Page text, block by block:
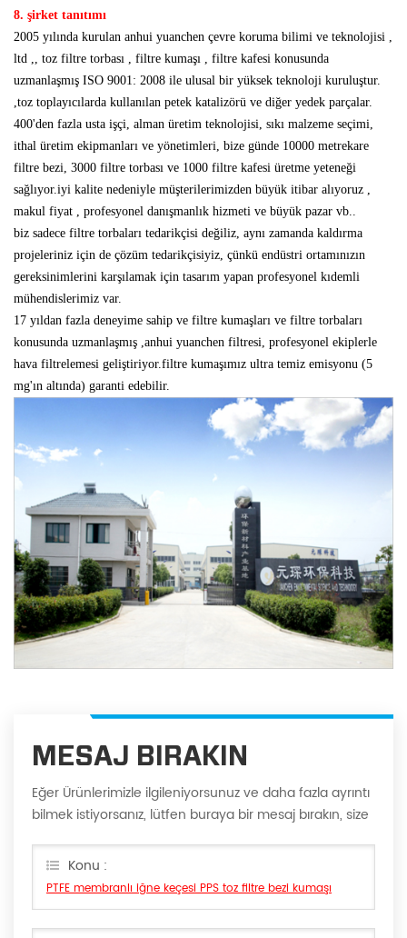
8. şirket tanıtımı
2005 yılında kurulan anhui yuanchen çevre koruma bilimi ve teknolojisi ,
ltd ,, toz filtre torbası , filtre kumaşı , filtre kafesi konusunda
uzmanlaşmış ISO 9001: 2008 ile ulusal bir yüksek teknoloji kuruluştur.
,toz toplayıcılarda kullanılan petek katalizörü ve diğer yedek parçalar.
400'den fazla usta işçi, alman üretim teknolojisi, sıkı malzeme seçimi,
ithal üretim ekipmanları ve yönetimleri, bize günde 10000 metrekare
filtre bezi, 3000 filtre torbası ve 1000 filtre kafesi üretme yeteneği
sağlıyor.iyi kalite nedeniyle müşterilerimizden büyük itibar alıyoruz ,
makul fiyat , profesyonel danışmanlık hizmeti ve büyük pazar vb..
biz sadece filtre torbaları tedarikçisi değiliz, aynı zamanda kaldırma
projeleriniz için de çözüm tedarikçisiyiz, çünkü endüstri ortamınızın
gereksinimlerini karşılamak için tasarım yapan profesyonel kıdemli
mühendislerimiz var.
17 yıldan fazla deneyime sahip ve filtre kumaşları ve filtre torbaları
konusunda uzmanlaşmış ,anhui yuanchen filtresi, profesyonel ekiplerle
hava filtrelemesi geliştiriyor.filtre kumaşımız ultra temiz emisyonu (5
mg'ın altında) garanti edebilir.
MESAJ BIRAKIN
Eğer Ürünlerimizle ilgileniyorsunuz ve daha fazla ayrıntı
bilmek istiyorsanız, lütfen buraya bir mesaj bırakın, size
Konu :
PTFE membranlı iğne keçesi PPS toz filtre bezi kumaşı